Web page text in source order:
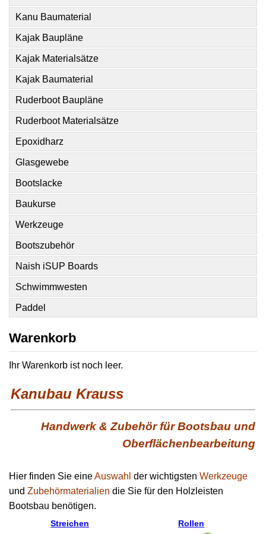
Kanu Baumaterial
Kajak Baupläne
Kajak Materialsätze
Kajak Baumaterial
Ruderboot Baupläne
Ruderboot Materialsätze
Epoxidharz
Glasgewebe
Bootslacke
Baukurse
Werkzeuge
Bootszubehör
Naish iSUP Boards
Schwimmwesten
Paddel
Warenkorb
Ihr Warenkorb ist noch leer.
Kanubau Krauss
Handwerk & Zubehör für Bootsbau und
Oberflächenbearbeitung
Hier finden Sie eineAuswahl der wichtigsten Werkzeuge
und Zubehörmaterialien die Sie für den Holzleisten
Bootsbau benötigen.
Streichen Rollen